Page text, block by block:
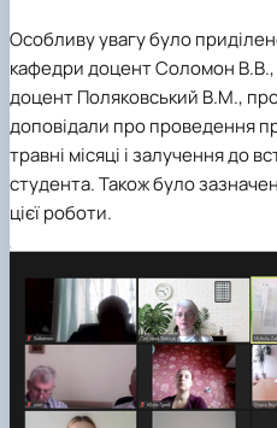
Особливу увагу було
кафедри доцент Соломон
доцент Поляковський В.М.,
доповідали про проведення
травні місяці і залучення до
студента. Також було
цієї роботи.